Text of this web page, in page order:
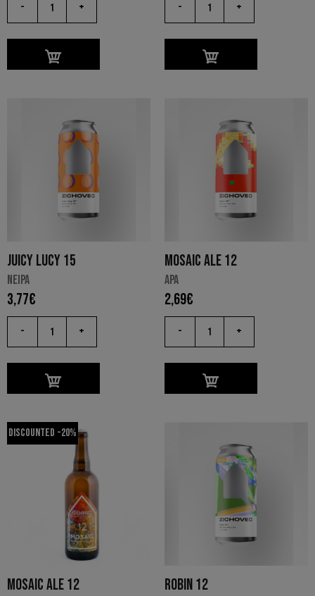
- + - +
JUICY LUCY 15
NEIPA
3,77€
- +
MOSAIC ALE 12
APA
2,69€
- +
Discounted -20%
MOSAIC ALE 12 ROBIN 12